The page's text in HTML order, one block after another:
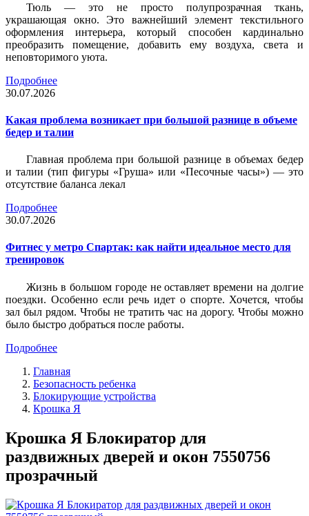
Тюль — это не просто полупрозрачная ткань,
украшающая окно. Это важнейший элемент текстильного
оформления интерьера, который способен кардинально
преобразить помещение, добавить ему воздуха, света и
неповторимого уюта.
Подробнее
30.07.2026
Какая проблема возникает при большой разнице в объеме
бедер и талии
Главная проблема при большой разнице в объемах бедер
и талии (тип фигуры «Груша» или «Песочные часы») — это
отсутствие баланса лекал
Подробнее
30.07.2026
Фитнес у метро Спартак: как найти идеальное место для
тренировок
Жизнь в большом городе не оставляет времени на долгие
поездки. Особенно если речь идет о спорте. Хочется, чтобы
зал был рядом. Чтобы не тратить час на дорогу. Чтобы можно
было быстро добраться после работы.
Подробнее
Главная
Безопасность ребенка
Блокирующие устройства
Крошка Я
Крошка Я Блокиратор для
раздвижных дверей и окон 7550756
прозрачный